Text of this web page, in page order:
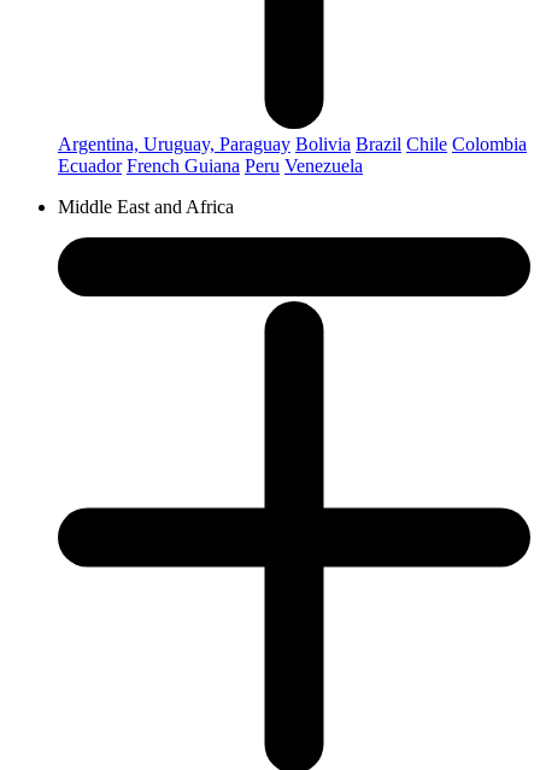
Argentina, Uruguay, Paraguay Bolivia Brazil Chile Colombia
Ecuador French Guiana Peru Venezuela
Middle East and Africa